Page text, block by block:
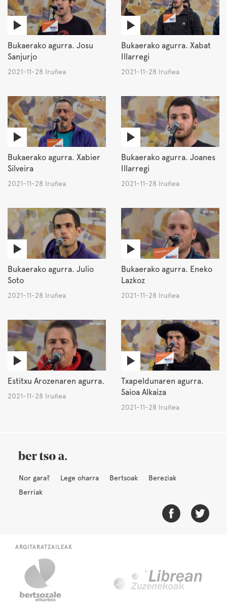
Bukaerako agurra. Josu
Sanjurjo
2021-11-28 Iruñea
Bukaerako agurra. Xabat
Illarregi
2021-11-28 Iruñea
Bukaerako agurra. Xabier
Silveira
2021-11-28 Iruñea
Bukaerako agurra. Joanes
Illarregi
2021-11-28 Iruñea
Bukaerako agurra. Julio
Soto
2021-11-28 Iruñea
Bukaerako agurra. Eneko
Lazkoz
2021-11-28 Iruñea
Estitxu Arozenaren agurra.
2021-11-28 Iruñea
Txapeldunaren agurra.
Saioa Alkaiza
2021-11-28 Iruñea
Nor gara? Lege oharra Bertsoak
Bereziak
Berriak
ARGITARATZAILEAK